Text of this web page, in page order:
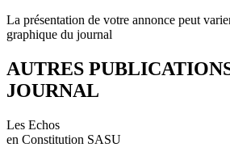
La présentation de votre annonce peut
graphique du journal
AUTRES
JOURNAL
Les Echos
en Constitution SASU